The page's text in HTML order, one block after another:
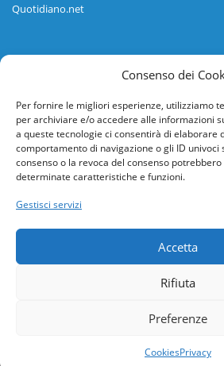
Consenso dei
Per fornire le migliori esperienze, utilizziamo
per archiviare e/o accedere alle informazioni
a queste tecnologie ci consentirà di elaborare
comportamento di navigazione o gli ID univoci
consenso o la revoca del consenso
determinate caratteristiche e funzioni.
Gestisci servizi
Accetta
Rifiuta
Preferenze
CookiesPrivacy
James Murdoch ospite dell’Osservatorio per il lancio della sedicesima edizione de Il Quotidiano in Classe
Quotidiano.net
Informazioni
Help desk
Guida rapida